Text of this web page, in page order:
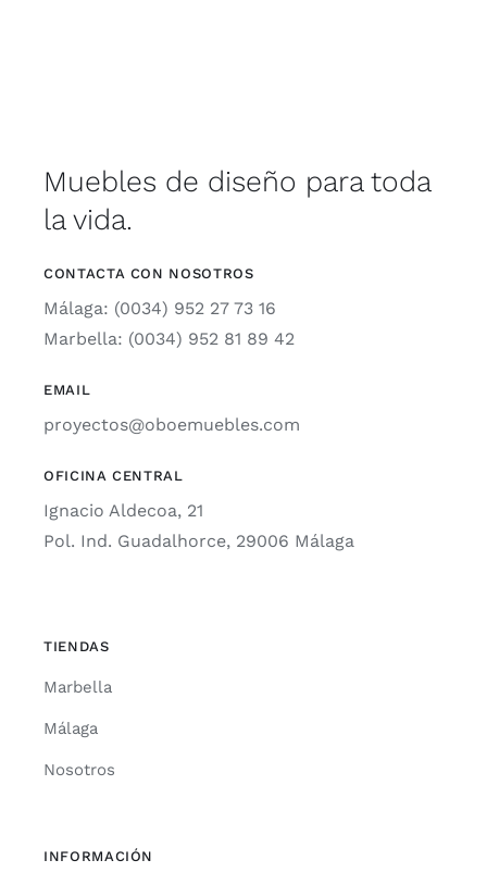
Muebles de diseño para toda
la vida.
CONTACTA CON NOSOTROS
Málaga: (0034) 952 27 73 16
Marbella: (0034) 952 81 89 42
EMAIL
proyectos@oboemuebles.com
OFICINA CENTRAL
Ignacio Aldecoa, 21
Pol. Ind. Guadalhorce, 29006 Málaga
TIENDAS
Marbella
Málaga
Nosotros
INFORMACIÓN